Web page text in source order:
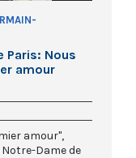
Paris: Nous
amour
amour",
Dame de